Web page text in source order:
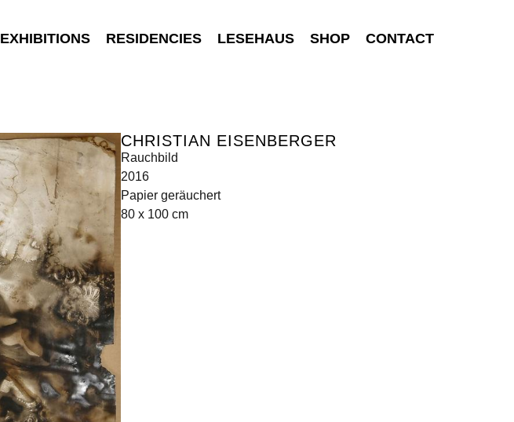
EXHIBITIONS RESIDENCIES LESEHAUS SHOP CONTACT
CHRISTIAN EISENBERGER
Rauchbild
2016
Papier geräuchert
80 x 100 cm